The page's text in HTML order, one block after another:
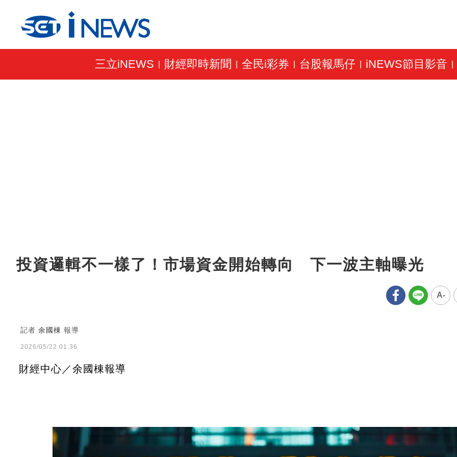
三立iNEWS 財經即時新聞 全民i彩券 台股報馬仔| iNEWS節目影音
投資邏輯不一樣了！市場資金開始轉向 下一波主軸曝光
A-
記者 余國棟 報導
2026/05/22 01:36
財經中心／余國棟報導